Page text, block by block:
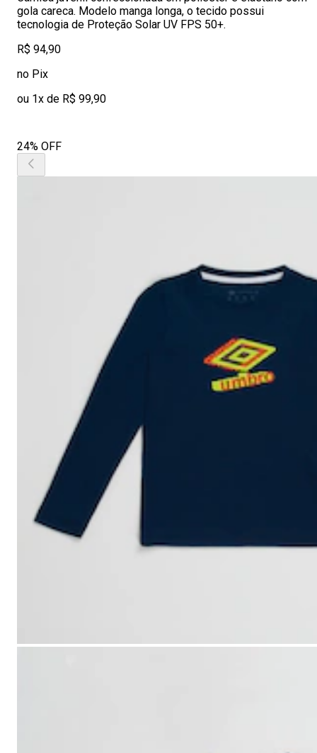
gola careca. Modelo manga longa, o tecido possui
tecnologia de Proteção Solar UV FPS 50+.
R$ 94,90
no Pix
ou 1x de R$ 99,90
24% OFF